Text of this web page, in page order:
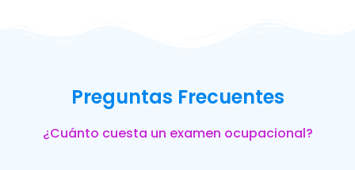
Preguntas Frecuentes
¿Cuánto cuesta un examen ocupacional?